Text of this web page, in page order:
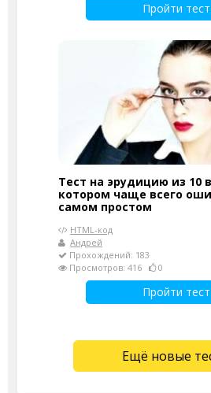
Пройти тест
Тест на эрудицию из 10
котором чаще всего
самом простом
HTML-код
Андрей
Прохождений: 183
Просмотров: 416
0
Пройти тест
Ещё новые